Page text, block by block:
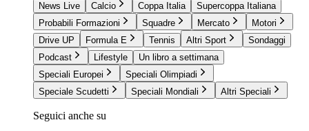
News Live
Calcio Coppa Italia
Supercoppa Italiana
Probabili Formazioni
Squadre Mercato
Motori
Drive UP
Formula E Tennis Altri Sport
Sondaggi
Podcast
Lifestyle
Un libro a settimana
Speciali Europei
Speciali Olimpiadi
Speciale Scudetti
Speciali Mondiali Altri Speciali
Seguici anche su